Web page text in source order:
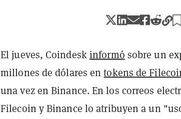
El jueves, Coindeskinformó sobre un
millones de dólares entokens de
una vez en Binance. En los correos
Filecoin y Binance lo atribuyen a un